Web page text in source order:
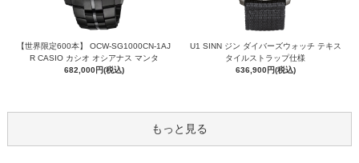
【世界限定600本】 OCW-SG1000CN-1AJ
R CASIO カシオ オシアナス マンタ
682,000円(税込)
U1 SINN ジン ダイバーズウォッチ テキス
タイルストラップ仕様
636,900円(税込)
もっと見る